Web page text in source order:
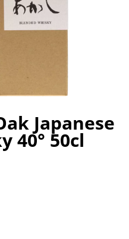
Japanese
40° 50cl